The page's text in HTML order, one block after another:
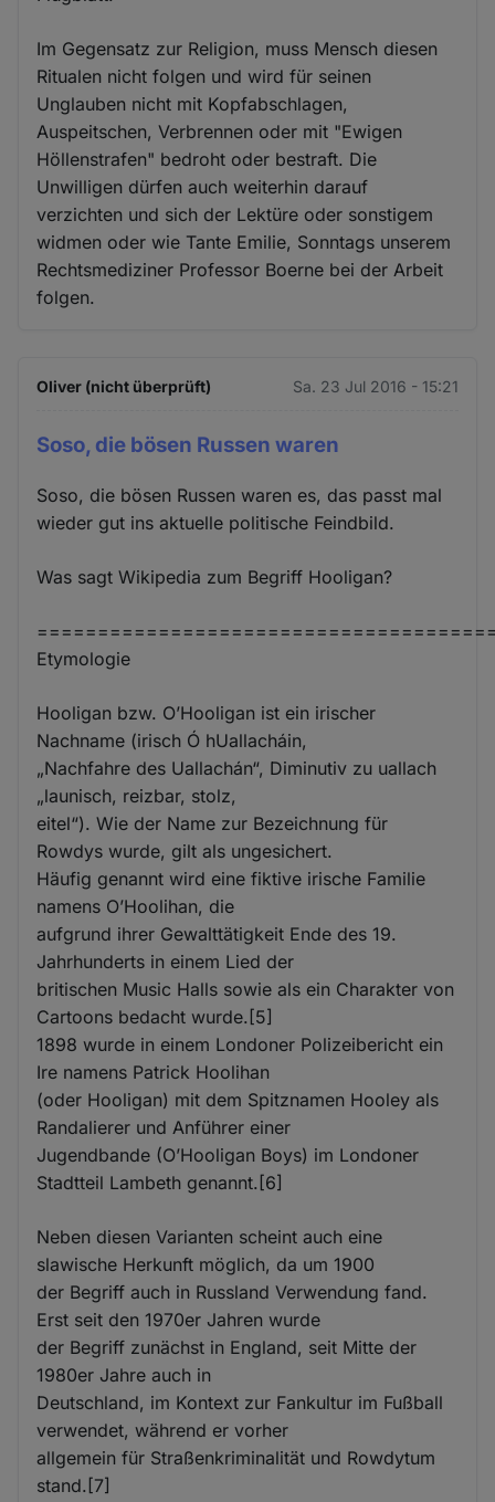
Im Gegensatz zur Religion, muss Mensch diesen
Ritualen nicht folgen und wird für seinen
Unglauben nicht mit Kopfabschlagen,
Auspeitschen, Verbrennen oder mit "Ewigen
Höllenstrafen" bedroht oder bestraft. Die
Unwilligen dürfen auch weiterhin darauf
verzichten und sich der Lektüre oder sonstigem
widmen oder wie Tante Emilie, Sonntags unserem
Rechtsmediziner Professor Boerne bei der Arbeit
folgen.
Oliver (nicht überprüft) Sa. 23 Jul 2016 - 15:21
Soso, die bösen Russen waren
Soso, die bösen Russen waren es, das passt mal
wieder gut ins aktuelle politische Feindbild.
Was sagt Wikipedia zum Begriff Hooligan?
Etymologie
Hooligan bzw. O’Hooligan ist ein irischer
Nachname (irisch Ó hUallacháin,
„Nachfahre des Uallachán“, Diminutiv zu uallach
„launisch, reizbar, stolz,
eitel“). Wie der Name zur Bezeichnung für
Rowdys wurde, gilt als ungesichert.
Häufig genannt wird eine fiktive irische Familie
namens O’Hoolihan, die
aufgrund ihrer Gewalttätigkeit Ende des 19.
Jahrhunderts in einem Lied der
britischen Music Halls sowie als ein Charakter von
Cartoons bedacht wurde.[5]
1898 wurde in einem Londoner Polizeibericht ein
Ire namens Patrick Hoolihan
(oder Hooligan) mit dem Spitznamen Hooley als
Randalierer und Anführer einer
Jugendbande (O’Hooligan Boys) im Londoner
Stadtteil Lambeth genannt.[6]
Neben diesen Varianten scheint auch eine
slawische Herkunft möglich, da um 1900
der Begriff auch in Russland Verwendung fand.
Erst seit den 1970er Jahren wurde
der Begriff zunächst in England, seit Mitte der
1980er Jahre auch in
Deutschland, im Kontext zur Fankultur im Fußball
verwendet, während er vorher
allgemein für Straßenkriminalität und Rowdytum
stand.[7]